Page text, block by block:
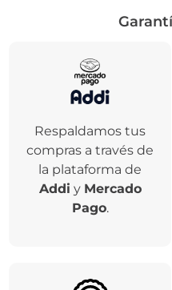
Respaldamos tus
compras a través de
la plataforma de
Addi y Mercado
Pago.